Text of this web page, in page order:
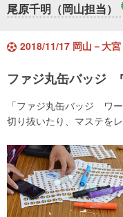
尾原千明（岡山担当）
2018/11/17 岡山－大宮
ファジ丸缶バッジ
「ファジ丸缶バッジ ワ
切り抜いたり、マステを